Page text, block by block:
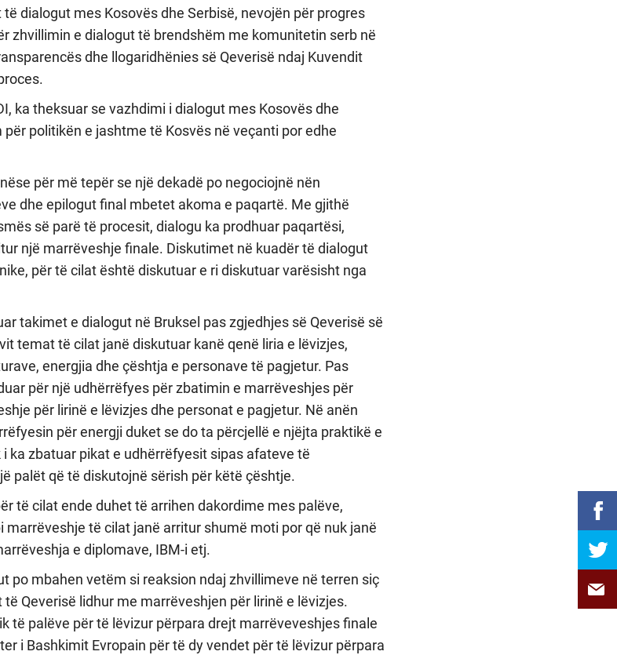
dialogut mes Kosovës dhe Serbisë, nevojën për progres
zhvillimin e dialogut të brendshëm me komunitetin serb në
dhe llogaridhënies së Qeverisë ndaj Kuvendit
ka theksuar se vazhdimi i dialogut mes Kosovës dhe
politikën e jashtme të Kosvës në veçanti por edhe
për më tepër se një dekadë po negociojnë nën
dhe epilogut final mbetet akoma e paqartë. Me gjithë
së parë të procesit, dialogu ka prodhuar paqartësi,
një marrëveshje finale. Diskutimet në kuadër të dialogut
për të cilat është diskutuar e ri diskutuar varësisht nga
takimet e dialogut në Bruksel pas zgjedhjes së Qeverisë së
temat të cilat janë diskutuar kanë qenë liria e lëvizjes,
energjia dhe çështja e personave të pagjetur. Pas
për një udhërrëfyes për zbatimin e marrëveshjes për
për lirinë e lëvizjes dhe personat e pagjetur. Në anën
për energji duket se do ta përcjellë e njëjta praktikë e
ka zbatuar pikat e udhërrëfyesit sipas afateve të
palët që të diskutojnë sërish për këtë çështje.
të cilat ende duhet të arrihen dakordime mes palëve,
të cilat janë arritur shumë moti por që nuk janë
e diplomave, IBM-i etj.
po mbahen vetëm si reaksion ndaj zhvillimeve në terren siç
Qeverisë lidhur me marrëveshjen për lirinë e lëvizjes.
të palëve për të lëvizur përpara drejt marrëveveshjes finale
i Bashkimit Evropain për të dy vendet për të lëvizur përpara